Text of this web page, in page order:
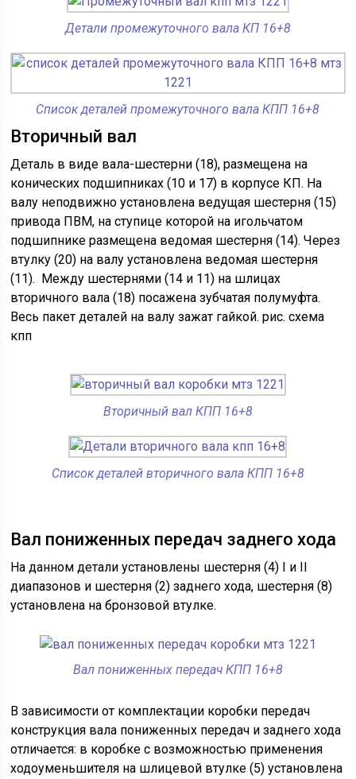
Детали промежуточного вала КП 16+8
Список деталей промежуточного вала КПП 16+8
Вторичный вал
Деталь в виде вала-шестерни (18), размещена на
конических подшипниках (10 и 17) в корпусе КП. На
валу неподвижно установлена ведущая шестерня (15)
привода ПВМ, на ступице которой на игольчатом
подшипнике размещена ведомая шестерня (14). Через
втулку (20) на валу установлена ведомая шестерня
(11). Между шестернями (14 и 11) на шлицах
вторичного вала (18) посажена зубчатая полумуфта.
Весь пакет деталей на валу зажат гайкой. рис. схема
кпп
Вторичный вал КПП 16+8
Список деталей вторичного вала КПП 16+8
Вал пониженных передач заднего хода
На данном детали установлены шестерня (4) I и II
диапазонов и шестерня (2) заднего хода, шестерня (8)
установлена на бронзовой втулке.
Вал пониженных передач КПП 16+8
В зависимости от комплектации коробки передач
конструкция вала пониженных передач и заднего хода
отличается: в коробке с возможностью применения
ходоуменьшителя на шлицевой втулке (5) установлена